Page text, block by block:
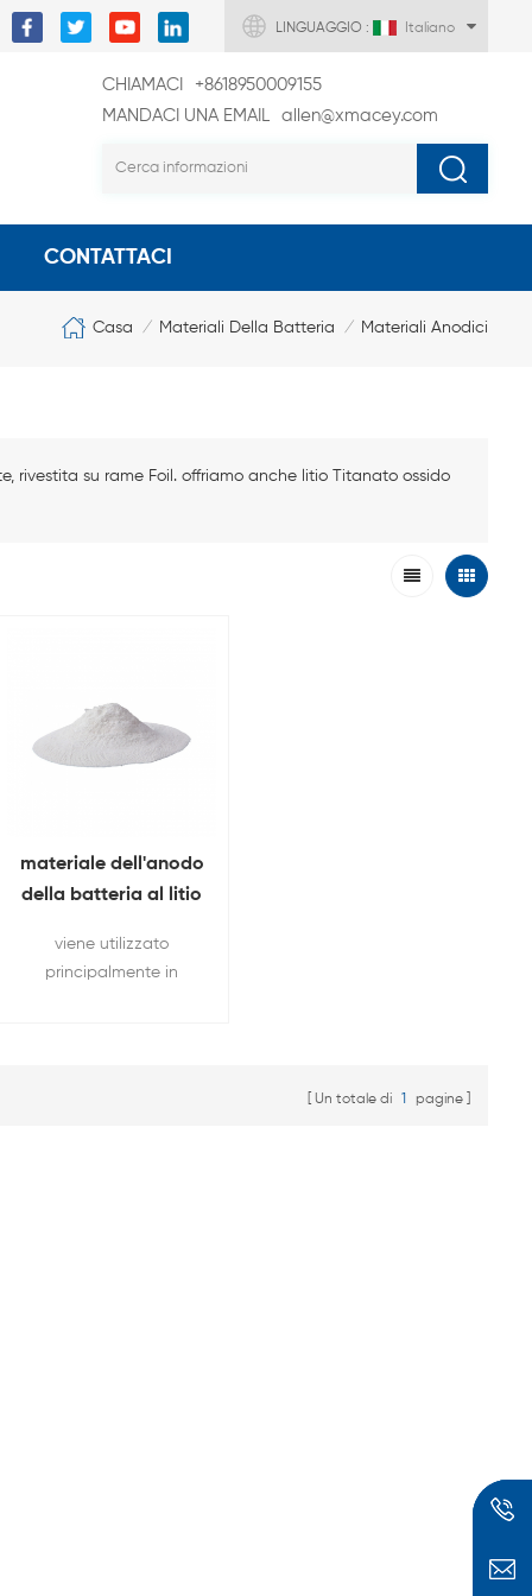
LINGUAGGIO : Italiano
CHIAMACI
+8618950009155
MANDACI UNA EMAIL
allen@xmacey.com
CONTATTACI
Casa / Materiali Della Batteria / Materiali Anodici
su rame Foil. offriamo anche litio Titanato ossido
materiale dell'anodo
della batteria al litio
viene utilizzato
principalmente in
Un totale di 1 pagine